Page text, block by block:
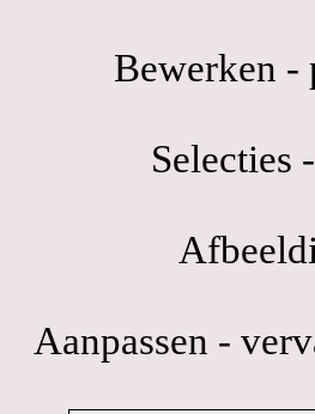
Bewerken -
Selecties
Aanpassen -